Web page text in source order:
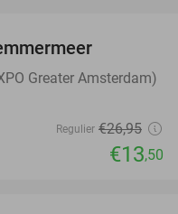
Greater Amsterdam)
Regulier €26,95
€13,50